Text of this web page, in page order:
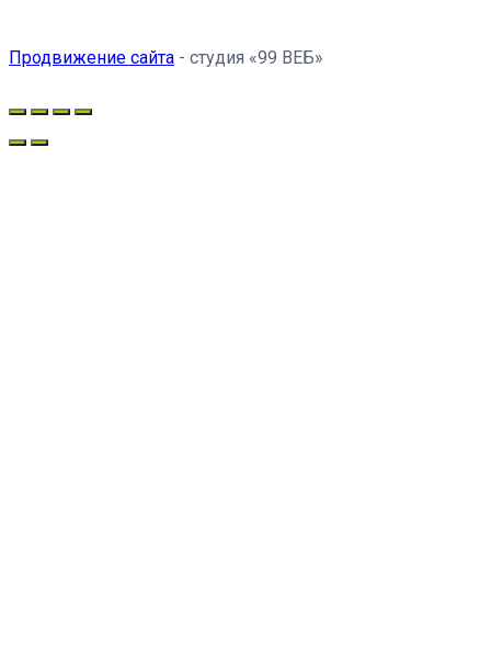
Продвижение сайта - студия «99 ВЕБ»